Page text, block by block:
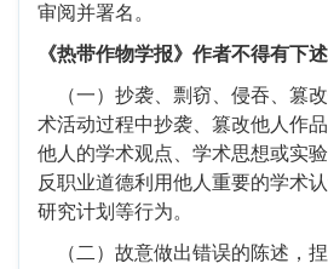
审阅并署名。
《热带作物学报》作者不得有下
（一）抄袭、剽窃、侵吞、篡
术活动过程中抄袭、篡改他人作
他人的学术观点、学术思想或实
反职业道德利用他人重要的学术
研究计划等行为。
（二）故意做出错误的陈述，